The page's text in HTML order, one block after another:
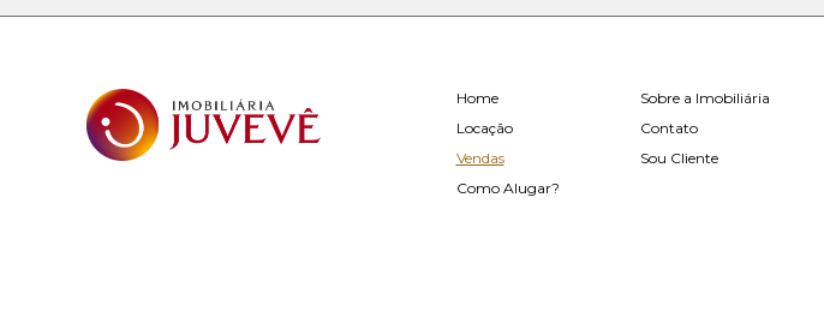
Home
Locação
Vendas
Como Alugar?
Sobre a Imobiliária
Contato
Sou Cliente